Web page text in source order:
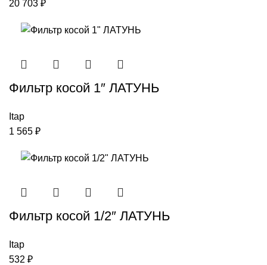
20 703 ₽
Фильтр косой 1″ ЛАТУНЬ
Itap
1 565 ₽
Фильтр косой 1/2″ ЛАТУНЬ
Itap
532 ₽